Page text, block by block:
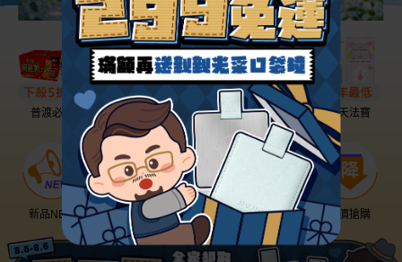
普渡必備 話題保養 盛夏提案 雨天法寶
新品NEW 優惠神券 美幣回饋 降價搶購